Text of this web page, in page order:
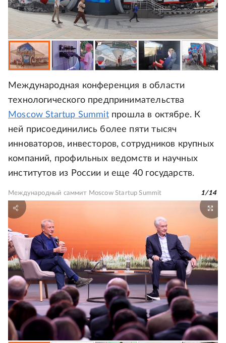
Международная конференция в области
технологического предпринимательства
Moscow Startup Summitпрошла в октябре. К
ней присоединились более пяти тысяч
инноваторов, инвесторов, сотрудников крупных
компаний, профильных ведомств и научных
институтов из России и еще 40 государств.
Международный саммит Moscow Startup Summit 1/14